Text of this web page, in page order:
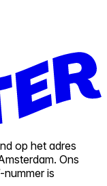
op het adres
Ons
is